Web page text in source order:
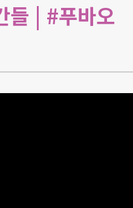
들 | #푸바오